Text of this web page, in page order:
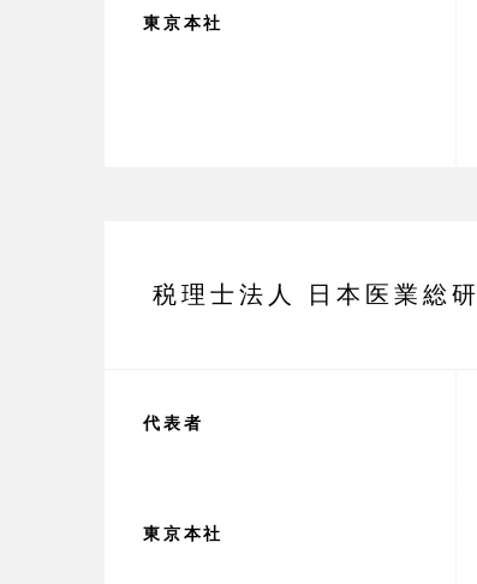
東京本社
税理士法人 日本医業総研
代表者
東京本社